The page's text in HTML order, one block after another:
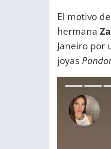
El motivo
hermana
Janeiro por
joyas